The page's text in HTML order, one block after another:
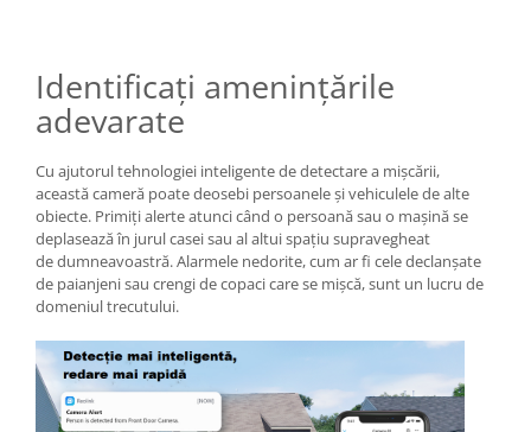
Identificați amenințările
adevarate
Cu ajutorul tehnologiei inteligente de detectare a mișcării,
această cameră poate deosebi persoanele și vehiculele de alte
obiecte. Primiți alerte atunci când o persoană sau o mașină se
deplasează în jurul casei sau al altui spațiu supravegheat
de dumneavoastră. Alarmele nedorite, cum ar fi cele declanșate
de paianjeni sau crengi de copaci care se mișcă, sunt un lucru de
domeniul trecutului.